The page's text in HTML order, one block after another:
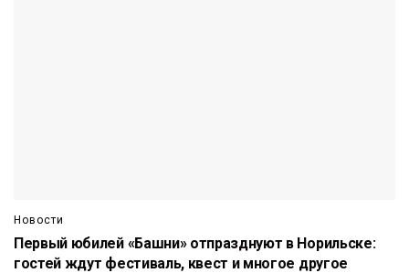
Новости
Первый юбилей «Башни» отпразднуют в Норильске:
гостей ждут фестиваль, квест и многое другое